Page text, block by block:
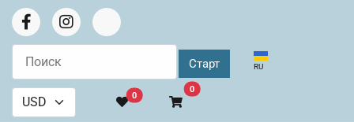
Выберите язык
RU
0
0В корзину